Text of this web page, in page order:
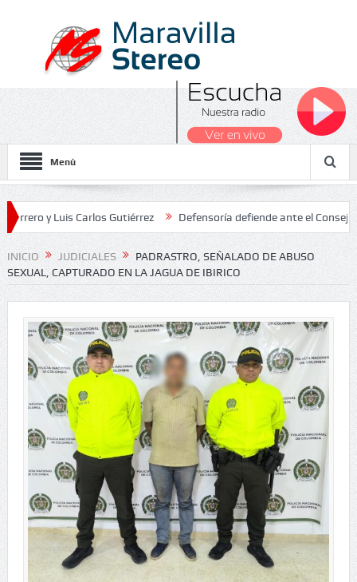
Menú
Carlos Gutiérrez Defensoría defiende ante el Consejo de
Nacionales 2026
INICIO JUDICIALES
PADRASTRO, SEÑALADO DE ABUSO
SEXUAL, CAPTURADO EN LA JAGUA DE IBIRICO